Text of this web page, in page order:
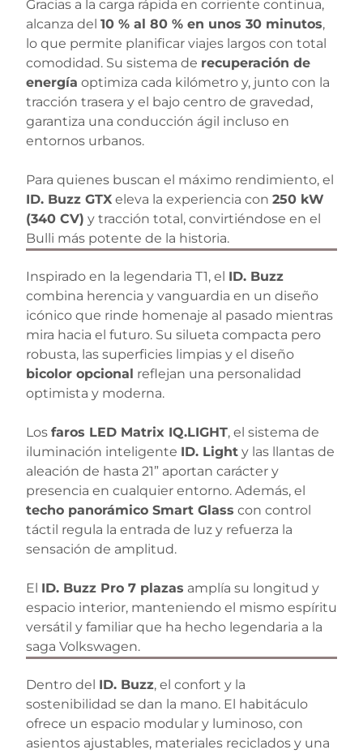
Gracias a la carga rápida en corriente continua,
alcanza del 10 % al 80 % en unos 30 minutos,
lo que permite planificar viajes largos con total
comodidad. Su sistema de recuperación de
energía optimiza cada kilómetro y, junto con la
tracción trasera y el bajo centro de gravedad,
garantiza una conducción ágil incluso en
entornos urbanos.
Para quienes buscan el máximo rendimiento, el
ID. Buzz GTX eleva la experiencia con 250 kW
(340 CV) y tracción total, convirtiéndose en el
Bulli más potente de la historia.
Inspirado en la legendaria T1, el ID. Buzz
combina herencia y vanguardia en un diseño
icónico que rinde homenaje al pasado mientras
mira hacia el futuro. Su silueta compacta pero
robusta, las superficies limpias y el diseño
bicolor opcional reflejan una personalidad
optimista y moderna.
Los faros LED Matrix IQ.LIGHT, el sistema de
iluminación inteligente ID. Light y las llantas de
aleación de hasta 21” aportan carácter y
presencia en cualquier entorno. Además, el
techo panorámico Smart Glass con control
táctil regula la entrada de luz y refuerza la
sensación de amplitud.
El ID. Buzz Pro 7 plazas amplía su longitud y
espacio interior, manteniendo el mismo espíritu
versátil y familiar que ha hecho legendaria a la
saga Volkswagen.
Dentro del ID. Buzz, el confort y la
sostenibilidad se dan la mano. El habitáculo
ofrece un espacio modular y luminoso, con
asientos ajustables, materiales reciclados y una